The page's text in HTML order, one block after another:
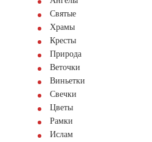
Святые
Храмы
Кресты
Природа
Веточки
Виньетки
Свечки
Цветы
Рамки
Ислам